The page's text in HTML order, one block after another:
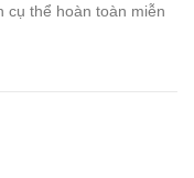
cụ thể hoàn toàn miễn